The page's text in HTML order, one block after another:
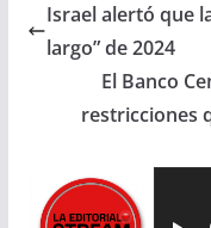
e
b
o
k
Israel alertó que
largo” de 2024
El Banco
restricciones